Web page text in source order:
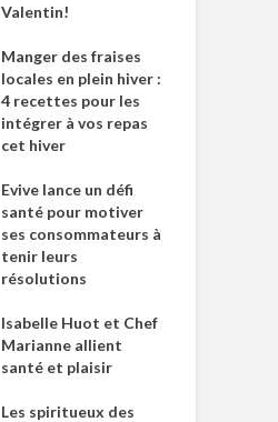
Valentin!
Manger des fraises
locales en plein hiver :
4 recettes pour les
intégrer à vos repas
cet hiver
Evive lance un défi
santé pour motiver
ses consommateurs à
tenir leurs
résolutions
Isabelle Huot et Chef
Marianne allient
santé et plaisir
Les spiritueux des